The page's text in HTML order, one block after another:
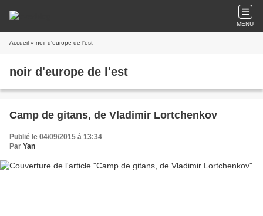
MENU
Accueil » noir d'europe de l'est
noir d'europe de l'est
Camp de gitans, de Vladimir Lortchenkov
Publié le 04/09/2015 à 13:34
Par Yan